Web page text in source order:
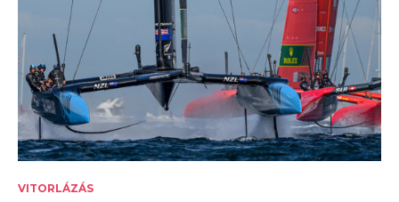
VITORLÁZÁS